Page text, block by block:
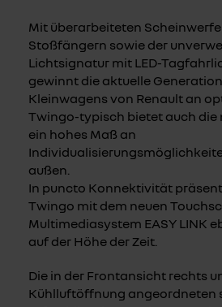
Mit überarbeiteten
Stoßfängern sowie der
Lichtsignatur mit LED-
gewinnt die aktuelle
Kleinwagens von Renault an
Twingo-typisch bietet auch die
ein hohes Maß an
außen.
In puncto Konnektivität
Twingo mit dem neuen
Multimediasystem EASY LINK
auf der Höhe der Zeit.
Die in der Frontansicht rechts
Kühlluftöffnung angeordneten